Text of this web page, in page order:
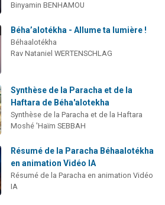
Binyamin BENHAMOU
Béha’alotékha - Allume ta lumière !
Béhaalotékha
Rav Nataniel WERTENSCHLAG
Synthèse de la Paracha et de la
Haftara de Béha'alotekha
Synthèse de la Paracha et de la Haftara
Moshé 'Haïm SEBBAH
Résumé de la Paracha Béhaalotékha
en animation Vidéo IA
Résumé de la Paracha en animation Vidéo
IA